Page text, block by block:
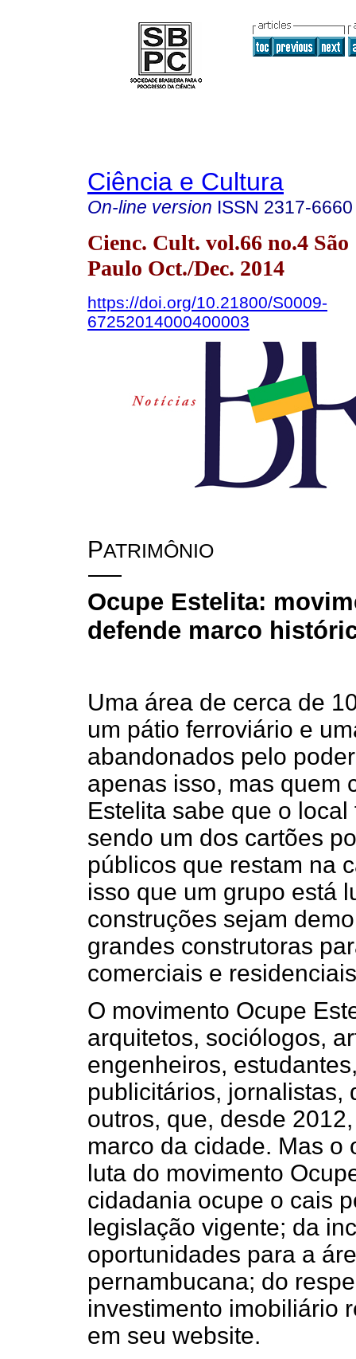
Ciência e Cultura
On-line version ISSN 2317-6660
Cienc. Cult. vol.66 no.4 São
Paulo Oct./Dec. 2014
https://doi.org/10.21800/S0009-
67252014000400003
PATRIMÔNIO
Ocupe Estelita:
defende marco
Uma área de cerca de
um pátio ferroviário e
abandonados pelo
apenas isso, mas quem
Estelita sabe que o
sendo um dos cartões
públicos que restam na
isso que um grupo está
construções sejam
grandes construtoras
comerciais e
O movimento Ocupe
arquitetos, sociólogos,
engenheiros,
publicitários, jornalistas,
outros, que, desde
marco da cidade. Mas o
luta do movimento
cidadania ocupe o cais
legislação vigente; da
oportunidades para a
pernambucana; do
investimento imobiliário
em seu website.